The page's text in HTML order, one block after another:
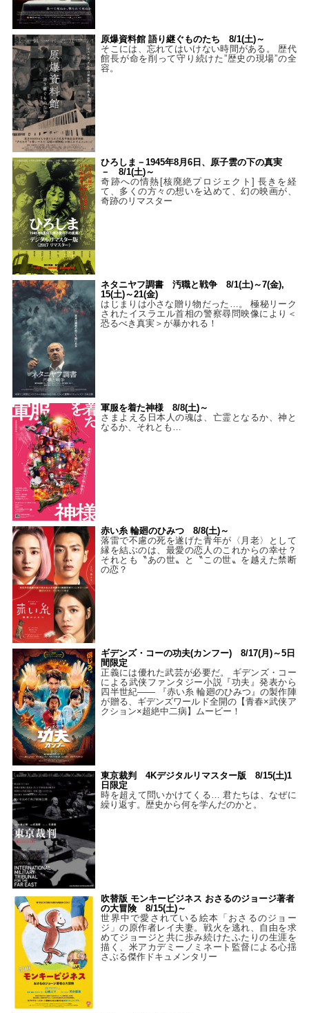
原爆資料館 語り継ぐものたち 8/1(土)～
そこには、忘れてはいけない時間がある。 歴代
館長が命を削って守り続けた”歴史の現場”の全
容。
ひろしま－1945年8月6日、原子雲の下の真実
－ 8/1(土)～
奇跡への情熱[核廃絶プロジェクト] 長きを経
て、多くの方々の想いを込めて、幻の映画が、
奇跡のリマスター
ネタニヤフ調書 汚職と戦争 8/1(土)～7(金),
15(土)～21(金)
はじまりは小さな贈り物だった…。 極秘リーク
されたイスラエル首相の警察尋問映像により＜
恐るべき真実＞が暴かれる！
軍服を着た神様 8/8(土)～
さまよえる日本人の魂は、亡霊となるか、神と
なるか、それとも…
赤い糸 輪廻のひみつ 8/8(土)～
落雷で不慮の死を遂げた青年が〈月老〉として
縁を結ぶのは、最愛の恋人のこれからの幸せ？
それとも〝あの世〟と〝この世〟を越えた禁断
の恋？
ギデンズ・コーの功夫(カンフー) 8/17(月)～5日
間限定
正義には優れた武芸が必要だ。 ギデンズ・コー
による武侠ファンタジー小説『功夫』発表から
四半世紀―― 『赤い糸 輪廻のひみつ』の製作陣
が贈る、ギデンズワールド全開の【青春×武侠ア
クション×超絶中二病】ムービー！
東京裁判 4Kデジタルリマスター版 8/15(土)1
日限定
時を超えて問いかけてくる… 君たちは、なぜに
繰り返す。歴史から何を学んだのかと。
吹替版 モンキービジネス おさるのジョージ著者
の大冒険 8/15(土)～
世界中で愛されている絵本「おさるのジョー
ジ」の原作者レイ夫妻。戦火を逃れ、自由を求
めてジョージと共に歩み続けたふたりの生涯を
描く、米アカデミーノミネート監督による心揺
さぶる傑作ドキュメンタリー